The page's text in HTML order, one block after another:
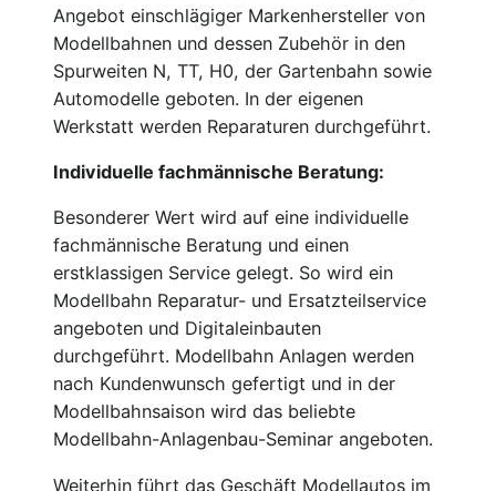
Angebot einschlägiger Markenhersteller von
Modellbahnen und dessen Zubehör in den
Spurweiten N, TT, H0, der Gartenbahn sowie
Automodelle geboten. In der eigenen
Werkstatt werden Reparaturen durchgeführt.
Individuelle fachmännische Beratung:
Besonderer Wert wird auf eine individuelle
fachmännische Beratung und einen
erstklassigen Service gelegt. So wird ein
Modellbahn Reparatur- und Ersatzteilservice
angeboten und Digitaleinbauten
durchgeführt. Modellbahn Anlagen werden
nach Kundenwunsch gefertigt und in der
Modellbahnsaison wird das beliebte
Modellbahn-Anlagenbau-Seminar angeboten.
Weiterhin führt das Geschäft Modellautos im